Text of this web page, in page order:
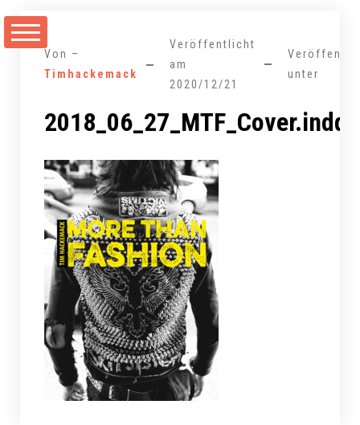
Inhalt
springenVon –
Timhackemack
Veröffentlicht
am
2020/12/21
unter
2018_06_27_MTF_Cover.indd